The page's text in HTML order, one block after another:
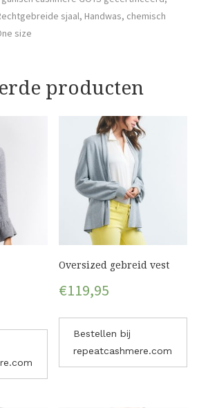
sjaal, Handwas, chemisch
size
producten
Oversized gebreid vest
€119,95
Bestellen bij
repeatcashmere.com